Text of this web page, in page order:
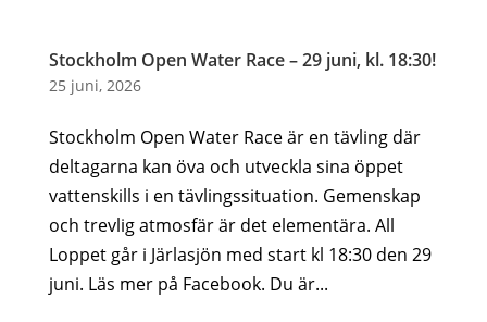
Stockholm Open Water Race – 29 juni, kl. 18:30!
25 juni, 2026
Stockholm Open Water Race är en tävling där
deltagarna kan öva och utveckla sina öppet
vattenskills i en tävlingssituation. Gemenskap
och trevlig atmosfär är det elementära. All
Loppet går i Järlasjön med start kl 18:30 den 29
juni. Läs mer på Facebook. Du är...